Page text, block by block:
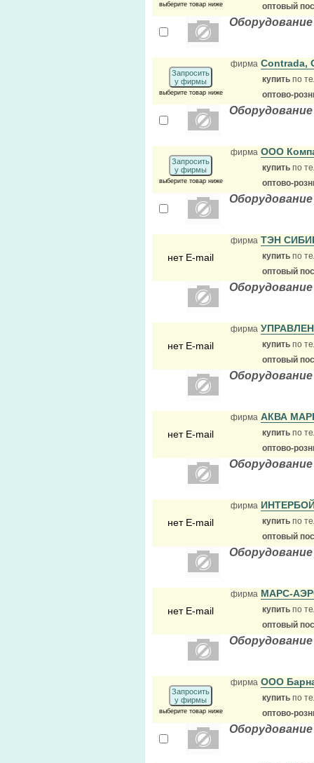
выберите товар ниже
оптовый
Запросить
у фирмы
выберите товар ниже
фирма Contrada,
купить по
оптово-
Запросить
у фирмы
выберите товар ниже
фирма ООО
купить по
оптово-
нет E-mail
фирма ТЭН
купить по
оптовый
нет E-mail
фирма
купить по
оптовый
нет E-mail
фирма АКВА
купить по
оптово-
нет E-mail
фирма
купить по
оптовый
нет E-mail
фирма МАРС-
купить по
оптовый
Запросить
у фирмы
выберите товар ниже
фирма ООО
купить по
оптово-